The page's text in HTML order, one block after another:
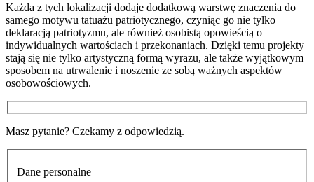
Każda z tych lokalizacji dodaje dodatkową warstwę znaczenia do
samego motywu tatuażu patriotycznego, czyniąc go nie tylko
deklaracją patriotyzmu, ale również osobistą opowieścią o
indywidualnych wartościach i przekonaniach. Dzięki temu projekty
stają się nie tylko artystyczną formą wyrazu, ale także wyjątkowym
sposobem na utrwalenie i noszenie ze sobą ważnych aspektów
osobowościowych.
Masz pytanie? Czekamy z odpowiedzią.
Dane personalne